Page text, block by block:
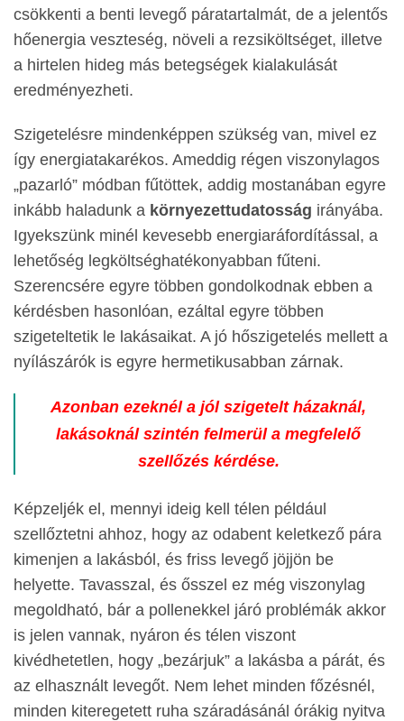
csökkenti a benti levegő páratartalmát, de a jelentős
hőenergia veszteség, növeli a rezsiköltséget, illetve
a hirtelen hideg más betegségek kialakulását
eredményezheti.
Szigetelésre mindenképpen szükség van, mivel ez
így energiatakarékos. Ameddig régen viszonylagos
„pazarló” módban fűtöttek, addig mostanában egyre
inkább haladunk a környezettudatosság irányába.
Igyekszünk minél kevesebb energiaráfordítással, a
lehetőség legköltséghatékonyabban fűteni.
Szerencsére egyre többen gondolkodnak ebben a
kérdésben hasonlóan, ezáltal egyre többen
szigeteltetik le lakásaikat. A jó hőszigetelés mellett a
nyílászárók is egyre hermetikusabban zárnak.
Azonban ezeknél a jól szigetelt házaknál,
lakásoknál szintén felmerül a megfelelő
szellőzés kérdése.
Képzeljék el, mennyi ideig kell télen például
szellőztetni ahhoz, hogy az odabent keletkező pára
kimenjen a lakásból, és friss levegő jöjjön be
helyette. Tavasszal, és ősszel ez még viszonylag
megoldható, bár a pollenekkel járó problémák akkor
is jelen vannak, nyáron és télen viszont
kivédhetetlen, hogy „bezárjuk” a lakásba a párát, és
az elhasznált levegőt. Nem lehet minden főzésnél,
minden kiteregetett ruha száradásánál órákig nyitva